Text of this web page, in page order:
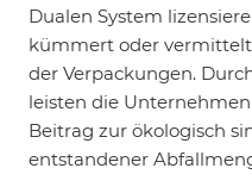
Dualen System
kümmert oder
der Verpackungen.
leisten die
Beitrag zur ökologisch
entstandener